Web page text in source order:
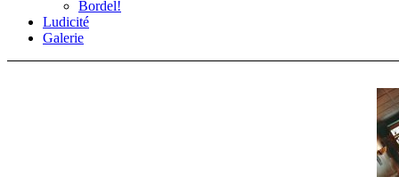
Bordel!
Ludicité
Galerie